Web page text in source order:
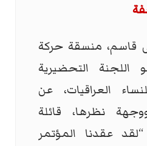
قاسم، منسقة حركة
اللجنة التحضيرية
العراقيات، عن
نظرها، قائلة
عقدنا المؤتمر